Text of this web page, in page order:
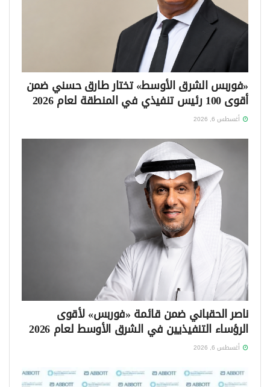
«فوربس الشرق الأوسط» تختار طارق حسني ضمن
أقوى 100 رئيس تنفيذي في المنطقة لعام 2026
أغسطس 6, 2026
ناصر الحقباني ضمن قائمة «فوربس» لأقوى
الرؤساء التنفيذيين في الشرق الأوسط لعام 2026
أغسطس 6, 2026